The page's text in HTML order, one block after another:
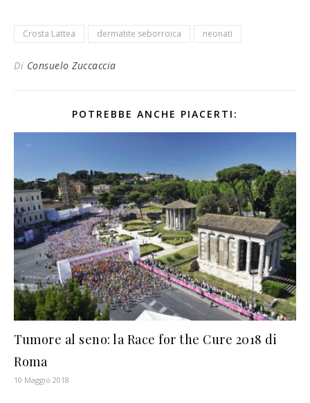
Crosta Lattea dermatite seborroica neonati
Di Consuelo Zuccaccia
POTREBBE ANCHE PIACERTI:
Tumore al seno: la Race for the Cure 2018 di
Roma
10 Maggio 2018